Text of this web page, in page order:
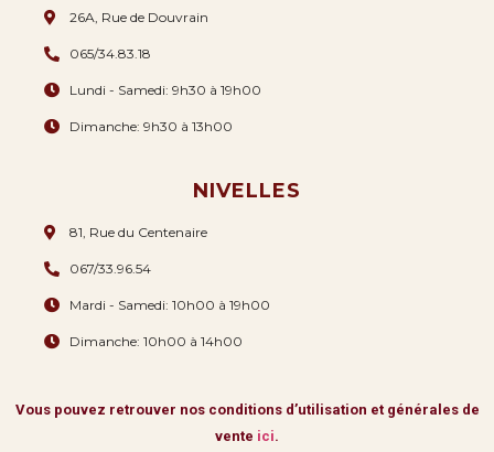
26A, Rue de Douvrain
065/34.83.18
Lundi - Samedi: 9h30 à 19h00
Dimanche: 9h30 à 13h00
NIVELLES
81, Rue du Centenaire
067/33.96.54
Mardi - Samedi: 10h00 à 19h00
Dimanche: 10h00 à 14h00
Vous pouvez retrouver nos conditions d’utilisation et générales de
vente ici.